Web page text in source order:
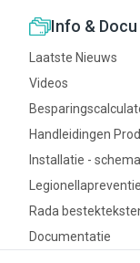
Info & Docu
Laatste Nieuws
Videos
Handleidingen
Installatie -
Legionellapreventie
Rada
Documentatie